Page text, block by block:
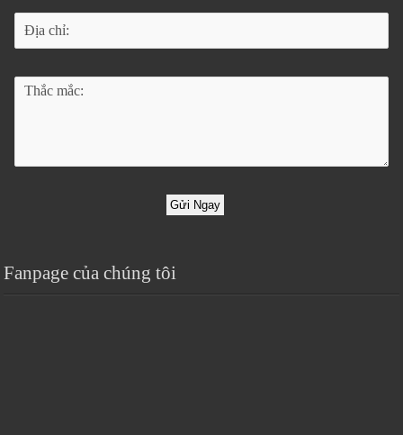
Gửi Ngay
Fanpage của chúng tôi